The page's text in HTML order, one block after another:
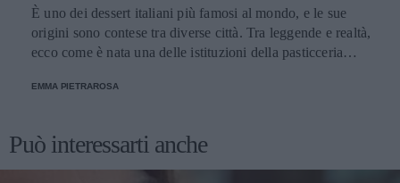
È uno dei dessert italiani più famosi al mondo, e le sue
origini sono contese tra diverse città. Tra leggende e realtà,
ecco come è nata una delle istituzioni della pasticceria
EMMA PIETRAROSA
Può interessarti anche